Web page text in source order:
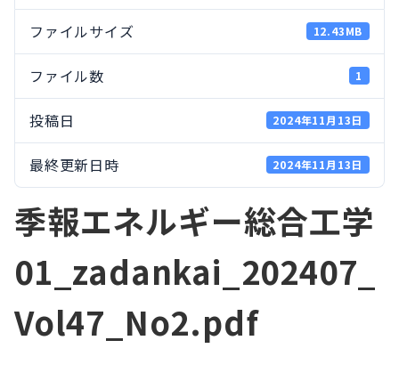
ファイルサイズ 12.43MB
ファイル数 1
投稿日 2024年11月13日
最終更新日時 2024年11月13日
季報エネルギー総合工学
01_zadankai_202407_
Vol47_No2.pdf